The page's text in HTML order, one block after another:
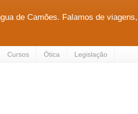
de Camões. Falamos de
Cursos Ótica Legislação